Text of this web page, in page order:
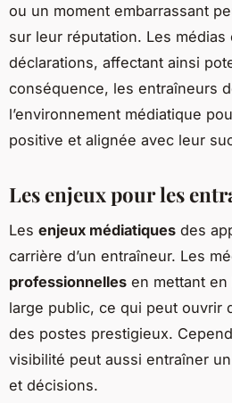
ou un moment embarrassant
sur leur réputation. Les
déclarations, affectant ainsi
conséquence, les entraîneurs
l’environnement médiatique
positive et alignée avec leur
Les enjeux pour les
Les enjeux médiatiques des
carrière d’un entraîneur. Les
professionnelles en mettant
large public, ce qui peut ouvrir
des postes prestigieux.
visibilité peut aussi entraîner
et décisions.